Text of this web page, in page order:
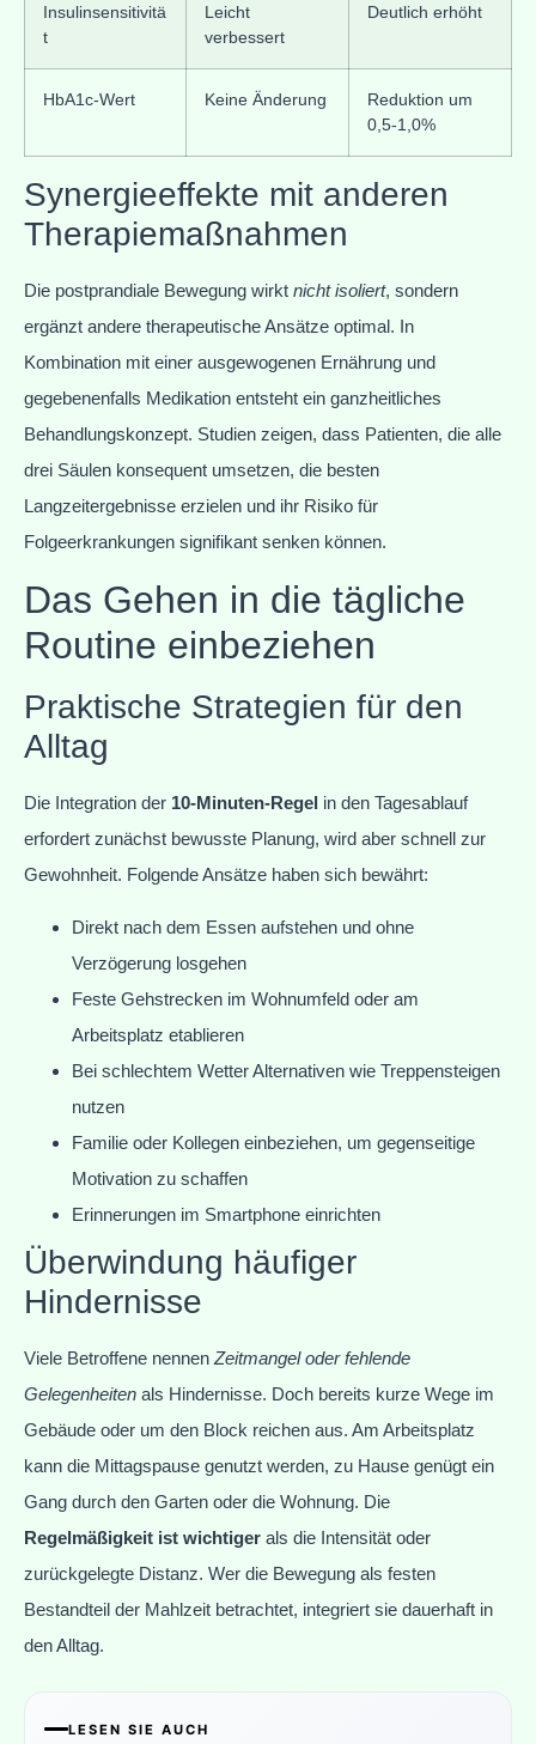
Insulinsensitivitä
t
Leicht
verbessert
Deutlich erhöht
HbA1c-Wert Keine Änderung
Reduktion um
0,5-1,0%
Synergieeffekte mit anderen
Therapiemaßnahmen
Die postprandiale Bewegung wirkt nicht isoliert, sondern
ergänzt andere therapeutische Ansätze optimal. In
Kombination mit einer ausgewogenen Ernährung und
gegebenenfalls Medikation entsteht ein ganzheitliches
Behandlungskonzept. Studien zeigen, dass Patienten, die alle
drei Säulen konsequent umsetzen, die besten
Langzeitergebnisse erzielen und ihr Risiko für
Folgeerkrankungen signifikant senken können.
Das Gehen in die tägliche
Routine einbeziehen
Praktische Strategien für den
Alltag
Die Integration der 10-Minuten-Regel in den Tagesablauf
erfordert zunächst bewusste Planung, wird aber schnell zur
Gewohnheit. Folgende Ansätze haben sich bewährt:
Direkt nach dem Essen aufstehen und ohne
Verzögerung losgehen
Feste Gehstrecken im Wohnumfeld oder am
Arbeitsplatz etablieren
Bei schlechtem Wetter Alternativen wie Treppensteigen
nutzen
Familie oder Kollegen einbeziehen, um gegenseitige
Motivation zu schaffen
Erinnerungen im Smartphone einrichten
Überwindung häufiger
Hindernisse
Viele Betroffene nennen Zeitmangel oder fehlende
Gelegenheiten als Hindernisse. Doch bereits kurze Wege im
Gebäude oder um den Block reichen aus. Am Arbeitsplatz
kann die Mittagspause genutzt werden, zu Hause genügt ein
Gang durch den Garten oder die Wohnung. Die
Regelmäßigkeit ist wichtiger als die Intensität oder
zurückgelegte Distanz. Wer die Bewegung als festen
Bestandteil der Mahlzeit betrachtet, integriert sie dauerhaft in
den Alltag.
LESEN SIE AUCH